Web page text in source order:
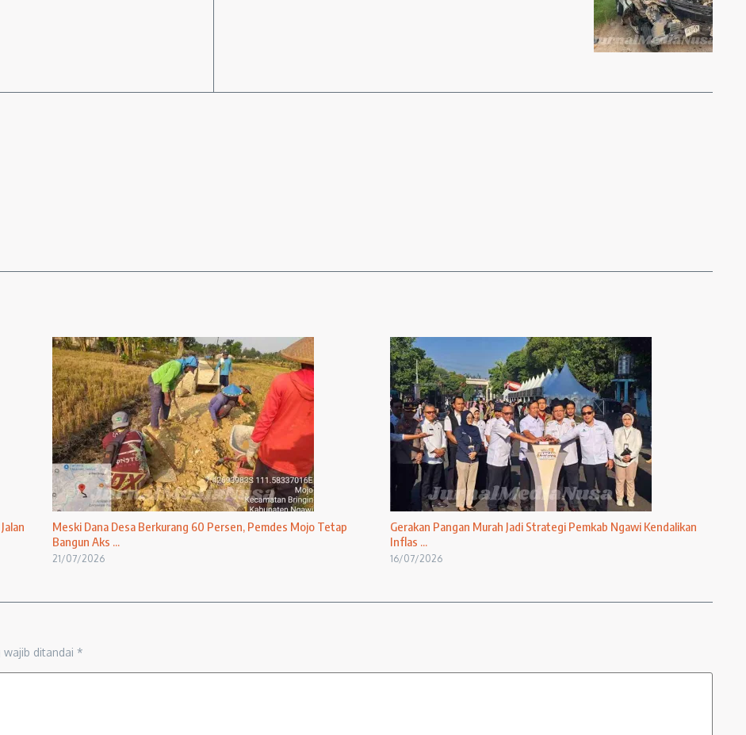
Meski Dana Desa Berkurang 60 Persen, Pemdes Mojo Tetap
Bangun Aks ...
21/07/2026
Gerakan Pangan Murah Jadi Strategi Pemkab Ngawi Kendalikan
Inflas ...
16/07/2026
wajib ditandai *